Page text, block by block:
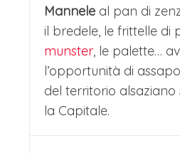
Mannele al pan di
il bredele, le frittelle di
munster, le palette…
l’opportunità di
del territorio alsaziano
la Capitale.